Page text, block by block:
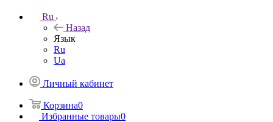
Ru
Назад
Язык
Ru
Ua
Личный кабинет
Корзина0
Избранные товары0